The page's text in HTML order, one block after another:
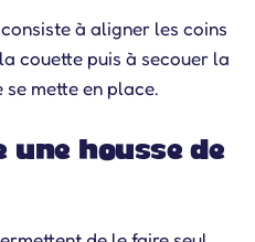
à aligner les coins
couette puis à secouer la
mette en place.
housse de